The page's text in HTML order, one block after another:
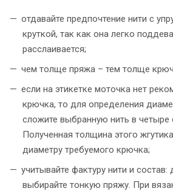
отдавайте предпочтение нити с
круткой, так как она легко
расслаивается;
чем толще пряжа – тем толще
если на этикетке моточка нет
крючка, то для определения
сложите выбранную нить в четыре
Полученная толщина этого
диаметру требуемого крючка;
учитывайте фактуру нити и состав:
выбирайте тонкую пряжу. При